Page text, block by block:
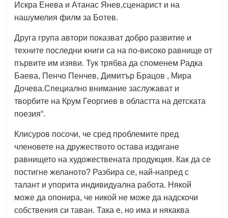
Искра Енева и Атанас Янев,сценарист и на
нашумелия филм за Ботев.
Друга група автори показват добро развитие и
техните последни книги са на по-високо равнище от
първите им изяви. Тук трябва да споменем Радка
Баева, Пенчо Пенчев, Димитър Брацов , Мира
Дочева.Специално внимание заслужават и
творбите на Крум Георгиев в областта на детската
поезия“.
Клисуров посочи, че сред проблемите пред
членовете на дружеството остава издигане
равнището на художествената продукция. Как да се
постигне желаното? Разбира се, най-напред с
талант и упорита индивидуална работа. Някой
може да опонира, че никой не може да надскочи
собствения си таван. Така е, но има и някаква